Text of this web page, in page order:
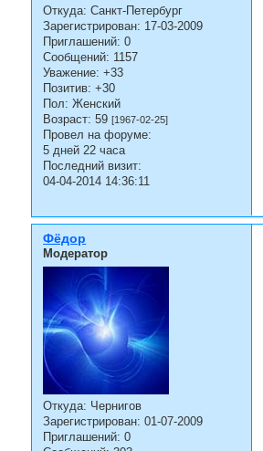
Откуда: Санкт-Петербург
Зарегистрирован: 17-03-2009
Приглашений: 0
Сообщений: 1157
Уважение: +33
Позитив: +30
Пол: Женский
Возраст: 59[1967-02-25]
Провел на форуме:
5 дней 22 часа
Последний визит:
04-04-2014 14:36:11
Фёдор
Модератор
Откуда: Чернигов
Зарегистрирован: 01-07-2009
Приглашений: 0